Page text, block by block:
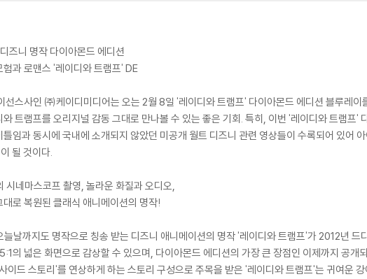
즈니 명작 다이아몬드 에디션
과 로맨스 '레이디와 트램프' DE
선스사인 ㈜케이디미디어는 오는 2월 8일 '레이디와 트램프' 다이아몬드 에디션 블루레
트램프를 오리지널 감동 그대로 만나볼 수 있는 좋은 기회. 특히, 이번 '레이디와 트램프
임과 동시에 국내에 소개되지 않았던 미공개 월트 디즈니 관련 영상들이 수록되어 있어
될 것이다.
네마스코프 촬영, 놀라운 화질과 오디오,
로 복원된 클래식 애니메이션의 명작!
날까지도 명작으로 칭송 받는 디즈니 애니메이션의 명작 '레이디와 트램프'가 2012년 드
의 넓은 화면으로 감상할 수 있으며, 다이아몬드 에디션의 가장 큰 장점인 이제까지 공개
이드 스토리'를 연상하게 하는 스토리 구성으로 주목을 받은 '레이디와 트램프'는 귀여운